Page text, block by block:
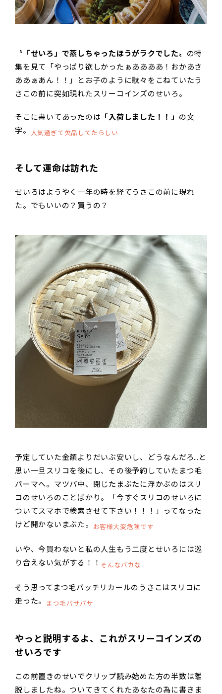
〝「せいろ」で蒸しちゃったほうがラクでした〟 の特
集を見て「やっぱり欲しかったぁああああ！おかあさ
ああぁあん！！」とお子のように駄々をこねていたう
さこの前に突如現れたスリーコインズのせいろ。
そこに書いてあったのは 「入荷しました！！」 の文
字。
人気過ぎて欠品してたらしい
そして運命は訪れた
せいろはようやく一年の時を経てうさこの前に現れ
た。でもいいの？買うの？
予定していた金額よりだいぶ安いし、どうなんだろ…と
思い一旦スリコを後にし、その後予約していたまつ毛
パーマへ。マツパ中、閉じたまぶたに浮かぶのはスリ
コのせいろのことばかり。「今すぐスリコのせいろに
ついてスマホで検索させて下さい！！！」ってなった
けど開かないまぶた。
お客様大変危険です
いや、今買わないと私の人生もう二度とせいろには巡
り合えない気がする！！ そんなバカな
そう思ってまつ毛バッチリカールのうさこはスリコに
走った。
まつ毛バサバサ
やっと説明するよ、これがスリーコインズの
せいろです
この前置きのせいでクリップ読み始めた方の半数は離
脱しましたね。ついてきてくれたあなたの為に書きま